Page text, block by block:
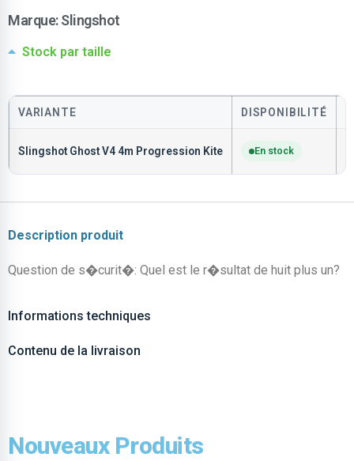
Marque:Slingshot
Stock par taille
VARIANTE DISPONIBILITÉ
Slingshot Ghost V4 4m Progression Kite En stock
Description produit
Question de s�curit�: Quel est le r�sultat de huit plus un?
Informations techniques
Contenu de la livraison
Nouveaux Produits